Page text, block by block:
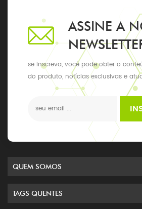
ASSINE A
se inscreva, você pode obter o
do produto, notícias exclusivas e
últimos eventos locais
QUEM SOMOS
TAGS QUENTES